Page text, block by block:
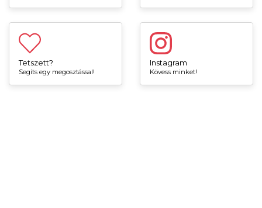
Tetszett?
Segíts egy megosztással!
Instagram
Kövess minket!